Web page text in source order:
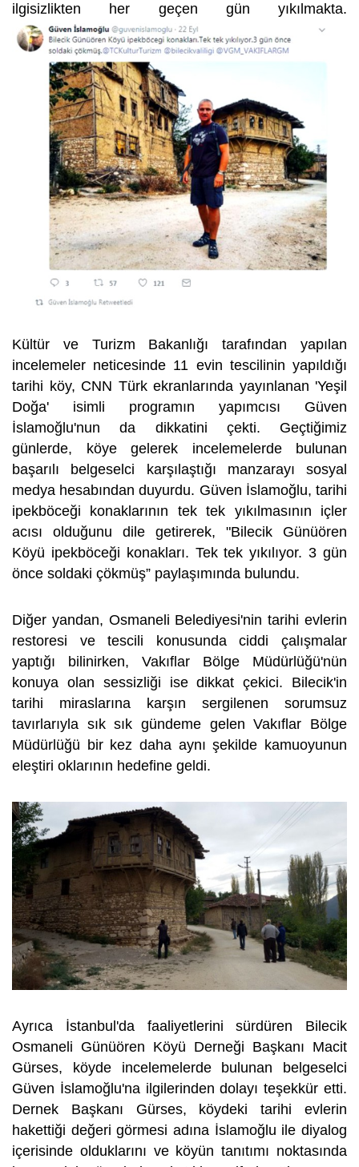
ilgisizlikten her geçen gün yıkılmakta.
Kültür ve Turizm Bakanlığı tarafından yapılan
incelemeler neticesinde 11 evin tescilinin yapıldığı
tarihi köy, CNN Türk ekranlarında yayınlanan 'Yeşil
Doğa' isimli programın yapımcısı Güven
İslamoğlu'nun da dikkatini çekti. Geçtiğimiz
günlerde, köye gelerek incelemelerde bulunan
başarılı belgeselci karşılaştığı manzarayı sosyal
medya hesabından duyurdu. Güven İslamoğlu, tarihi
ipekböceği konaklarının tek tek yıkılmasının içler
acısı olduğunu dile getirerek, "Bilecik Günüören
Köyü ipekböceği konakları. Tek tek yıkılıyor. 3 gün
önce soldaki çökmüş” paylaşımında bulundu.
Diğer yandan, Osmaneli Belediyesi'nin tarihi evlerin
restoresi ve tescili konusunda ciddi çalışmalar
yaptığı bilinirken, Vakıflar Bölge Müdürlüğü'nün
konuya olan sessizliği ise dikkat çekici. Bilecik'in
tarihi miraslarına karşın sergilenen sorumsuz
tavırlarıyla sık sık gündeme gelen Vakıflar Bölge
Müdürlüğü bir kez daha aynı şekilde kamuoyunun
eleştiri oklarının hedefine geldi.
Ayrıca İstanbul'da faaliyetlerini sürdüren Bilecik
Osmaneli Günüören Köyü Derneği Başkanı Macit
Gürses, köyde incelemelerde bulunan belgeselci
Güven İslamoğlu'na ilgilerinden dolayı teşekkür etti.
Dernek Başkanı Gürses, köydeki tarihi evlerin
hakettiği değeri görmesi adına İslamoğlu ile diyalog
içerisinde olduklarını ve köyün tanıtımı noktasında